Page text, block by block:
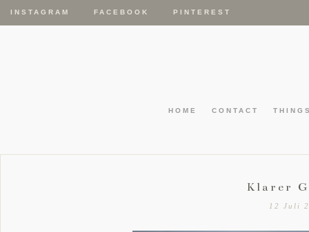
INSTAGRAM FACEBOOK PINTEREST
HOME CONTACT
Klarer
12 Juli